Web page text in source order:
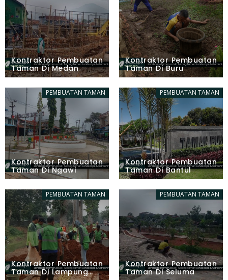
Kontraktor Pembuatan
Taman Di Medan
Kontraktor Pembuatan
Taman Di Buru
PEMBUATAN TAMAN
Kontraktor Pembuatan
Taman Di Ngawi
PEMBUATAN TAMAN
Kontraktor Pembuatan
Taman Di Bantul
PEMBUATAN TAMAN
Kontraktor Pembuatan
Taman Di Lampung
PEMBUATAN TAMAN
Kontraktor Pembuatan
Taman Di Seluma